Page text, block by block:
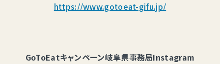
https://www.gotoeat-gifu.jp/
GoToEatキャンペーン岐阜県事務局Instagram